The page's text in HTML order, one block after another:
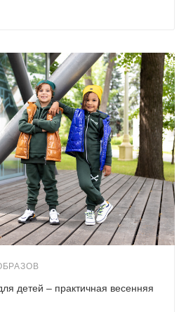
детей – практичная весенняя